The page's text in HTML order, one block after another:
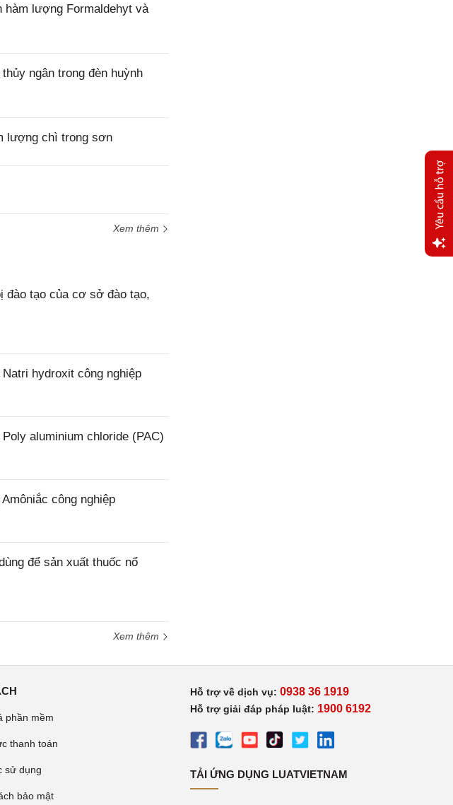
hàm lượng Formaldehyt và
ngân trong đèn huỳnh
lượng chì trong sơn
Xem thêm
đào tạo của cơ sở đào tạo,
hydroxit công nghiệp
aluminium chloride (PAC)
công nghiệp
để sản xuất thuốc nổ
Xem thêm
phần mềm
thanh toán
sử dụng
bảo mật
Hỗ trợ về dịch vụ: 0938 36 1919
Hỗ trợ giải đáp pháp luật: 1900 6192
TẢI ỨNG DỤNG LUATVIETNAM